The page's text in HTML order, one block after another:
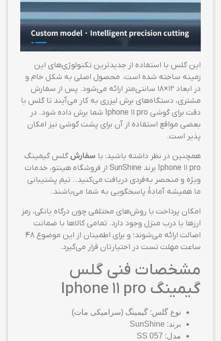
این گلس با استفاده از جدیدترین تکنولوژی‌های این
زمینه ساخته شده است. محصول اصلی به شکل خام و
در ابعاد ۱۲×۱۸ سانتی‌متر ارائه می‌شود. پس از سفارش
مشتری، دستگاه‌های برش لیزری به کار می‌آیند تا گلس با
دقت برای گوشی Iphone 11 pro شما برش داده شود. در
بعضی مواقع استفاده از آن برای پشت گوشی نیز امکان
پذیر است.
همچنین در نظر داشته باشید: با سفارش گلس گیمینگ
Iphone 11 pro برند SunShine از فروشگاه هینتو، خدمات
ویژه و منحصر به‌فردی دریافت می‌کنید.. تیم پشتیبانی
ما همیشه آمادهٔ پاسخگویی به شما می‌باشند.
امکان پرداخت با روش‌های مختلفی چون درگاه بانکی، رمز
ارزها یا درب منزل وجود دارد. تمامی کالاها با ضمانت
اصالت ارائه می‌شوند؛ و برای اطمینان از این موضوع ۴۸
ساعت مهلت تست در اختیارتان قرار می‌گیرد.
مشخصات فنی گلس
گیمینگ Iphone 11 pro
نوع گلس: گیمینگ (سرامیکی مات)
برند: SunShine
مدل: SS 057